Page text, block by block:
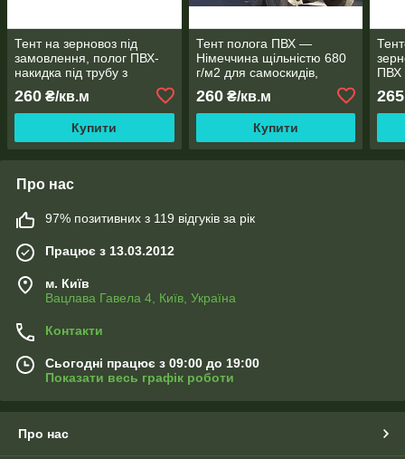
Тент на зерновоз під
замовлення, полог ПВХ-
накидка під трубу з
кільцями Німеччина 680 г/
м2
260 ₴/кв.м
Купити
Тент полога ПВХ —
Німеччина щільністю 680
г/м2 для самоскидів,
260₴/кв.м
Купити
ПВХ
265
Про нас
97% позитивних з 119 відгуків за рік
Працює з 13.03.2012
м. Київ
Вацлава Гавела 4, Київ, Україна
Контакти
Сьогодні працює з 09:00 до 19:00
Показати весь графік роботи
Про нас